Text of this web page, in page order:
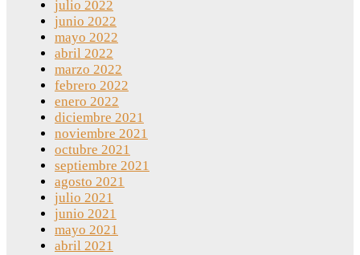
julio 2022
junio 2022
mayo 2022
abril 2022
marzo 2022
febrero 2022
enero 2022
diciembre 2021
noviembre 2021
octubre 2021
septiembre 2021
agosto 2021
julio 2021
junio 2021
mayo 2021
abril 2021